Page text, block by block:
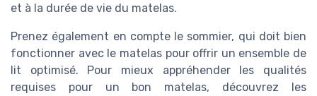
et à la durée de vie du matelas.
Prenez également en compte le sommier, qui doit bien
fonctionner avec le matelas pour offrir un ensemble de
lit optimisé. Pour mieux appréhender les qualités
requises pour un bon matelas, découvrez les